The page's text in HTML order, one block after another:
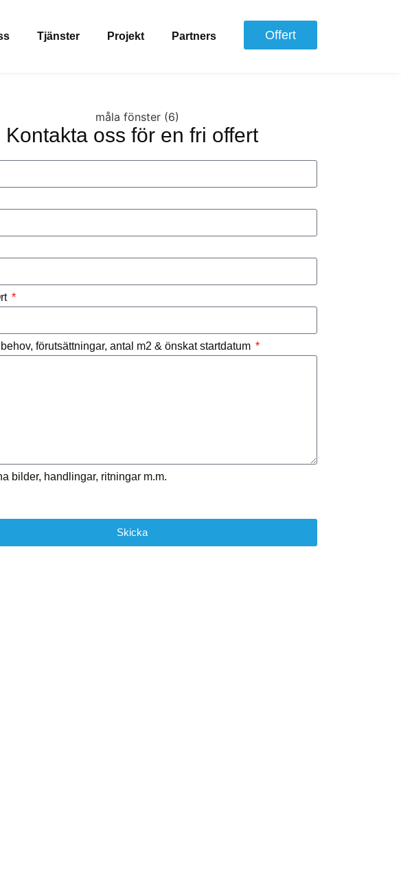
Tjänster Projekt Partners Offert
Kontakta oss för en fri offert
förutsättningar, antal m2 & önskat startdatum
bilder, handlingar, ritningar m.m.
Skicka